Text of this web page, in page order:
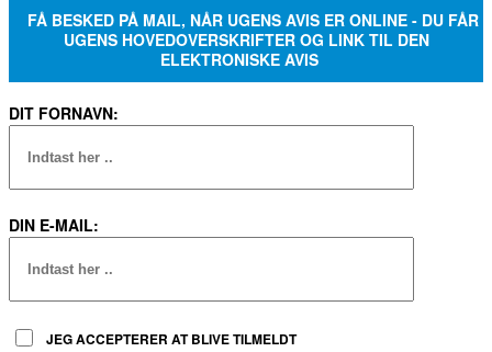
FÅ BESKED PÅ MAIL, NÅR UGENS AVIS ER ONLINE - DU FÅR
UGENS HOVEDOVERSKRIFTER OG LINK TIL DEN
ELEKTRONISKE AVIS
DIT FORNAVN:
DIN E-MAIL:
JEG ACCEPTERER AT BLIVE TILMELDT